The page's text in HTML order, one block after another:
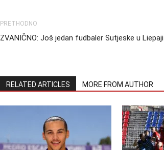
PRETHODNO
ZVANIČNO: Još jedan fudbaler Sutjeske u
RELATED ARTICLES MORE FROM AUTHOR